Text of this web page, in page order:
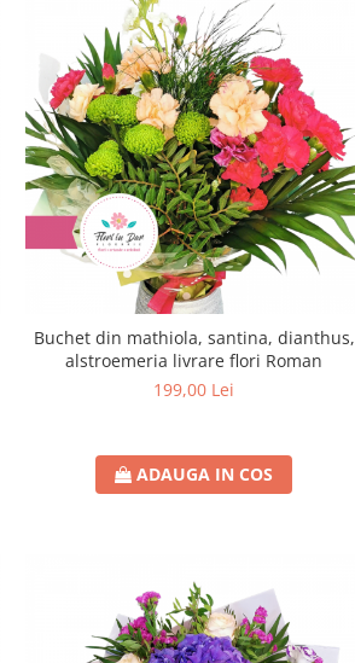
Buchet din mathiola, santina, dianthus,
alstroemeria livrare flori Roman
199,00 Lei
ADAUGA IN COS